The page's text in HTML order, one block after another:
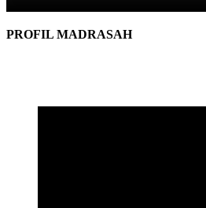
PROFIL MADRASAH